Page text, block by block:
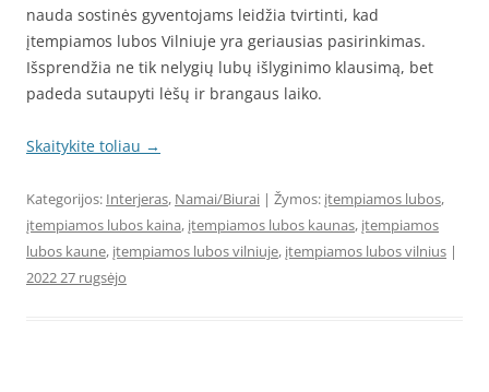
nauda sostinės gyventojams leidžia tvirtinti, kad
įtempiamos lubos Vilniuje yra geriausias pasirinkimas.
Išsprendžia ne tik nelygių lubų išlyginimo klausimą, bet
padeda sutaupyti lėšų ir brangaus laiko.
Skaitykite toliau →
Kategorijos: Interjeras, Namai/Biurai | Žymos: įtempiamos lubos,
įtempiamos lubos kaina, įtempiamos lubos kaunas, įtempiamos
lubos kaune, įtempiamos lubos vilniuje, įtempiamos lubos vilnius |
2022 27 rugsėjo